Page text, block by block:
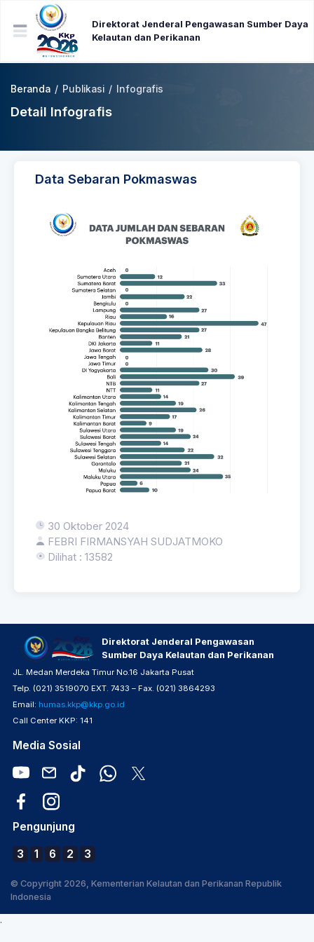
Direktorat Jenderal Pengawasan Sumber Daya
Kelautan dan Perikanan
Beranda / Publikasi / Infografis
Detail Infografis
Data Sebaran Pokmaswas
30 Oktober 2024
FEBRI FIRMANSYAH SUDJATMOKO
Dilihat : 13582
Direktorat Jenderal Pengawasan
Sumber Daya Kelautan dan Perikanan
JL. Medan Merdeka Timur No.16 Jakarta Pusat
Telp. (021) 3519070 EXT. 7433 – Fax. (021) 3864293
Email: humas.kkp@kkp.go.id
Call Center KKP: 141
Media Sosial
Pengunjung
3 1 6 2 3
© Copyright 2026, Kementerian Kelautan dan Perikanan Republik
Indonesia
.